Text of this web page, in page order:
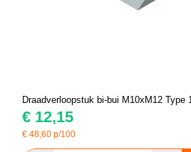
Draadverloopstuk bi-bui M10xM12 Type
€ 12,15
€48,60 p/100